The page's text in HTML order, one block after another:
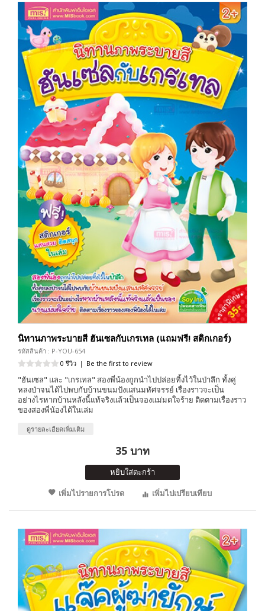
นิทานภาพระบายสี ฮันเซลกับเกรเทล (แถมฟรี! สติกเกอร์)
รหัสสินค้า : P-YOU-654
0 รีวิว | Be the first to review
"ฮันเซล" และ "เกรเทล" สองพี่น้องถูกนำไปปล่อยทิ้งไว้ในป่าลึก ทั้งคู่
หลงป่าจนได้ไปพบกับบ้านขนมปังแสนมหัศจรรย์ เรื่องราวจะเป็น
อย่างไรหากบ้านหลังนี้แท้จริงแล้วเป็นจองแม่มดใจร้าย ติดตามเรื่องราว
ของสองพี่น้องได้ในเล่ม
ดูรายละเอียดเพิ่มเติม
35 บาท
หยิบใส่ตะกร้า
เพิ่มไปรายการโปรด
เพิ่มไปเปรียบเทียบ